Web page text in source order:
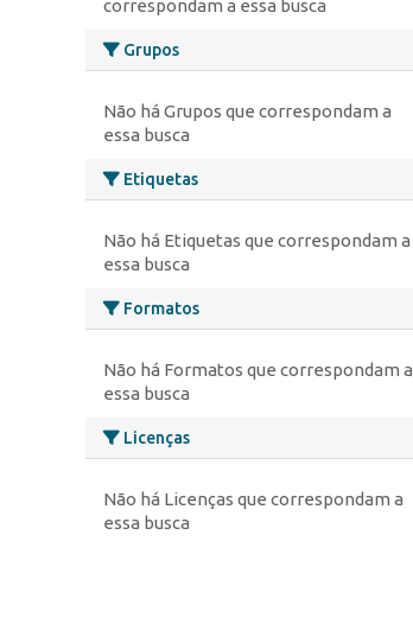
correspondam a essa busca
Grupos
Não há Grupos que correspondam a
essa busca
Etiquetas
Não há Etiquetas que correspondam a
essa busca
Formatos
Não há Formatos que correspondam a
essa busca
Licenças
Não há Licenças que correspondam a
essa busca